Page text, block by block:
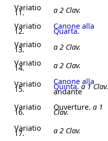
Variatio
11. a 2 Clav.
Variatio
12.
Canone alla
Quarta.
Variatio
13. a 2 Clav.
Variatio
14. a 2 Clav.
Variatio
15.
Canone alla
Quinta.a 1 Clav.
andante
Variatio
16.
Ouverture. a 1
Clav.
Variatio
17. a 2 Clav.